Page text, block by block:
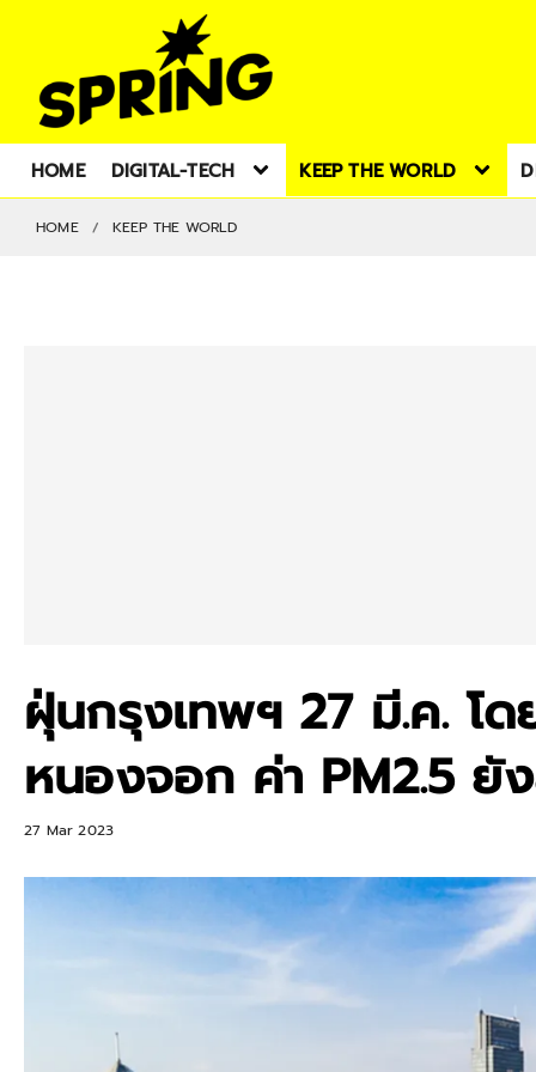
HOME DIGITAL-TECH KEEP THE WORLD
HOME KEEP THE WORLD
ฝุ่นกรุงเทพฯ 27 มี.ค. โ
หนองจอก ค่า PM2.5 ยั
27 Mar 2023